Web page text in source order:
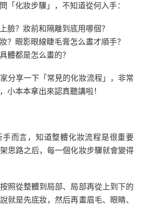
「化妝步驟」，不知道從何入手：
臉？妝前和隔離到底用哪個？
？眼影眼線睫毛膏怎么畫才順手？
體都是怎么畫的？
分享一下「常見的化妝流程」，非常
小本本拿出來認真聽講啦！
而言，知道整體化妝流程是很重要
思路之后，每一個化妝步驟就會變得
照從整體到局部、局部再從上到下的
就是先底妝，然后再畫眉毛、眼睛、